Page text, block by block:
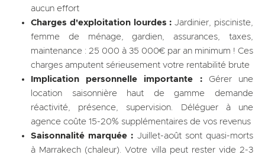
aucun effort
Charges d'exploitation lourdes : Jardinier, pisciniste,
femme de ménage, gardien, assurances, taxes,
maintenance : 25 000 à 35 000€ par an minimum ! Ces
charges amputent sérieusement votre rentabilité brute
Implication personnelle importante :Gérer une
location saisonnière haut de gamme demande
réactivité, présence, supervision. Déléguer à une
agence coûte 15-20% supplémentaires de vos revenus
Saisonnalité marquée : Juillet-août sont quasi-morts
à Marrakech (chaleur). Votre villa peut rester vide 2-3